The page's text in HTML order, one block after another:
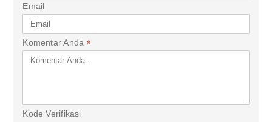
Email
Komentar Anda *
Kode Verifikasi